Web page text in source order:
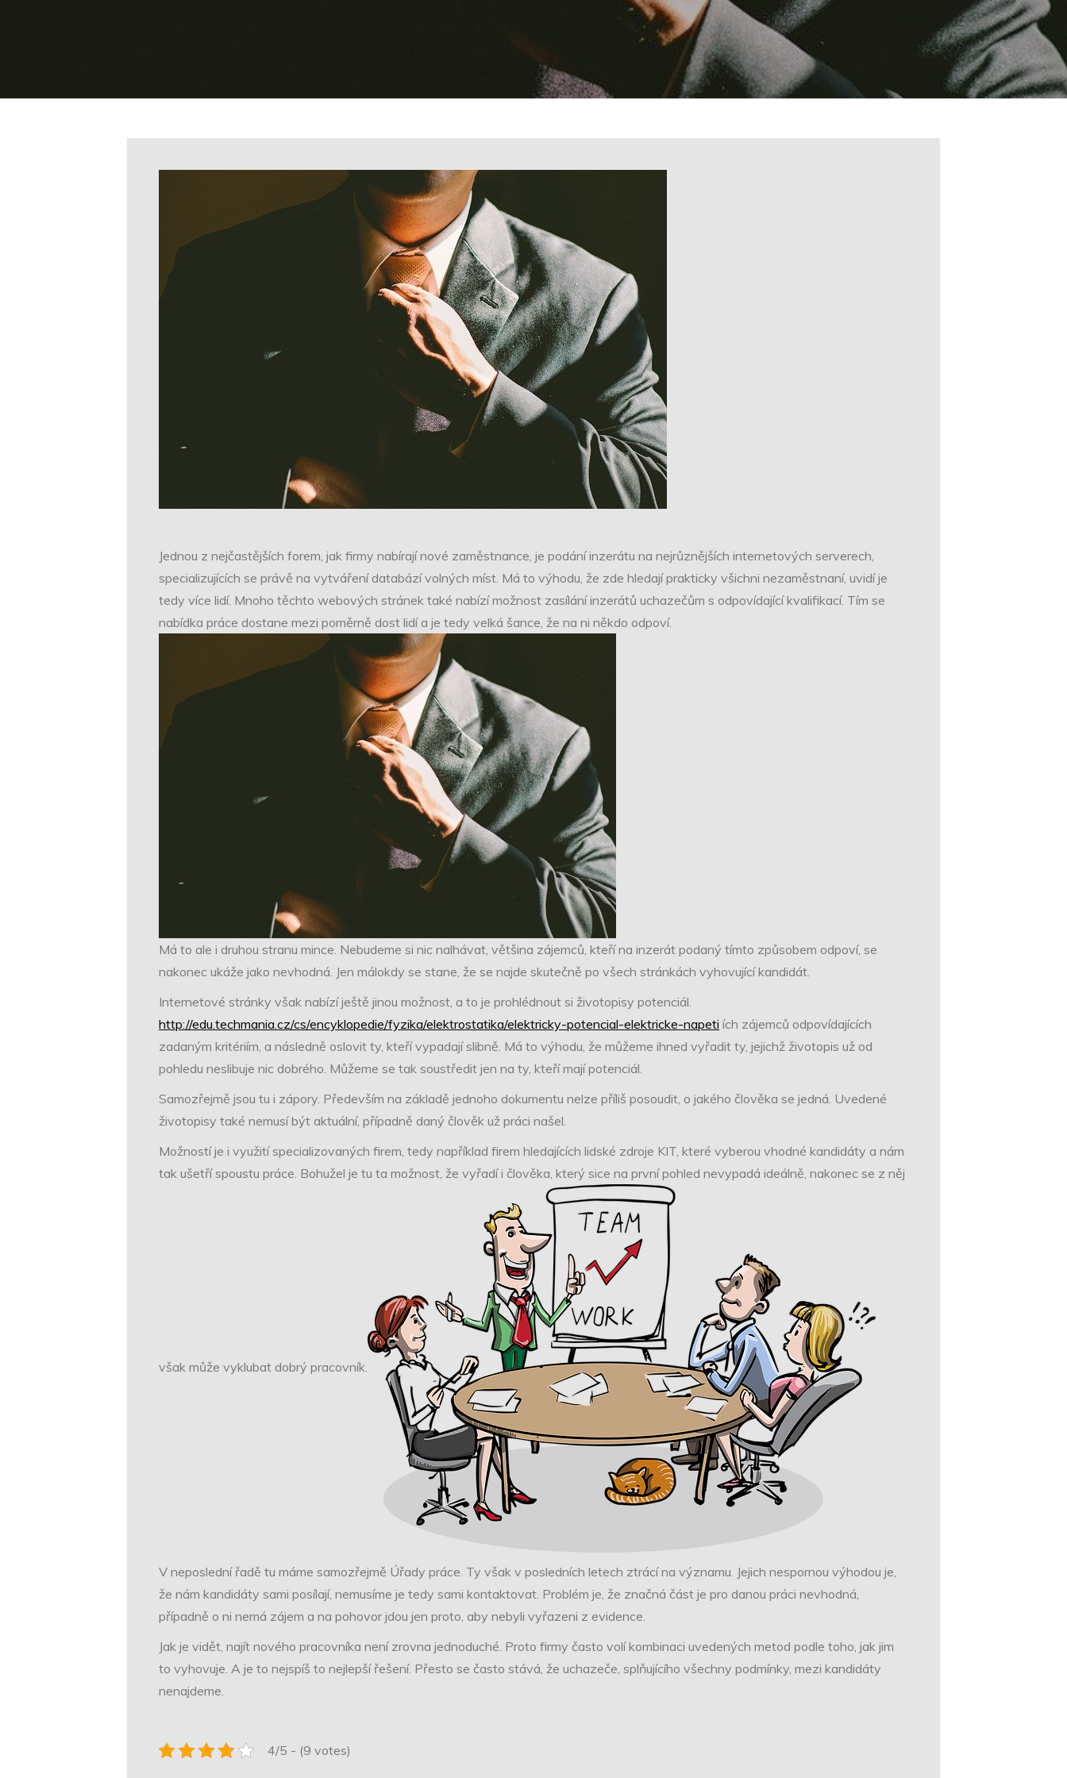
Jednou z nejčastějších forem, jak firmy nabírají nové zaměstnance, je podání inzerátu na nejrůznějších internetových serverech,
specializujících se právě na vytváření databází volných míst. Má to výhodu, že zde hledají prakticky všichni nezaměstnaní, uvidí je
tedy více lidí. Mnoho těchto webových stránek také nabízí možnost zasílání inzerátů uchazečům s odpovídající kvalifikací. Tím se
nabídka práce dostane mezi poměrně dost lidí a je tedy velká šance, že na ni někdo odpoví.
Má to ale i druhou stranu mince. Nebudeme si nic nalhávat, většina zájemců, kteří na inzerát podaný tímto způsobem odpoví, se
nakonec ukáže jako nevhodná. Jen málokdy se stane, že se najde skutečně po všech stránkách vyhovující kandidát.
Internetové stránky však nabízí ještě jinou možnost, a to je prohlédnout si životopisy potenciál.
http://edu.techmania.cz/cs/encyklopedie/fyzika/elektrostatika/elektricky-potencial-elektricke-napeti ích zájemců odpovídajících
zadaným kritériím, a následně oslovit ty, kteří vypadají slibně. Má to výhodu, že můžeme ihned vyřadit ty, jejichž životopis už od
pohledu neslibuje nic dobrého. Můžeme se tak soustředit jen na ty, kteří mají potenciál.
Samozřejmě jsou tu i zápory. Především na základě jednoho dokumentu nelze příliš posoudit, o jakého člověka se jedná. Uvedené
životopisy také nemusí být aktuální, případně daný člověk už práci našel.
Možností je i využití specializovaných firem, tedy například firem hledajících lidské zdroje KIT, které vyberou vhodné kandidáty a nám
tak ušetří spoustu práce. Bohužel je tu ta možnost, že vyřadí i člověka, který sice na první pohled nevypadá ideálně, nakonec se z něj
však může vyklubat dobrý pracovník.
V neposlední řadě tu máme samozřejmě Úřady práce. Ty však v posledních letech ztrácí na významu. Jejich nespornou výhodou je,
že nám kandidáty sami posílají, nemusíme je tedy sami kontaktovat. Problém je, že značná část je pro danou práci nevhodná,
případně o ni nemá zájem a na pohovor jdou jen proto, aby nebyli vyřazeni z evidence.
Jak je vidět, najít nového pracovníka není zrovna jednoduché. Proto firmy často volí kombinaci uvedených metod podle toho, jak jim
to vyhovuje. A je to nejspíš to nejlepší řešení. Přesto se často stává, že uchazeče, splňujícího všechny podmínky, mezi kandidáty
nenajdeme.
4/5 - (9 votes)